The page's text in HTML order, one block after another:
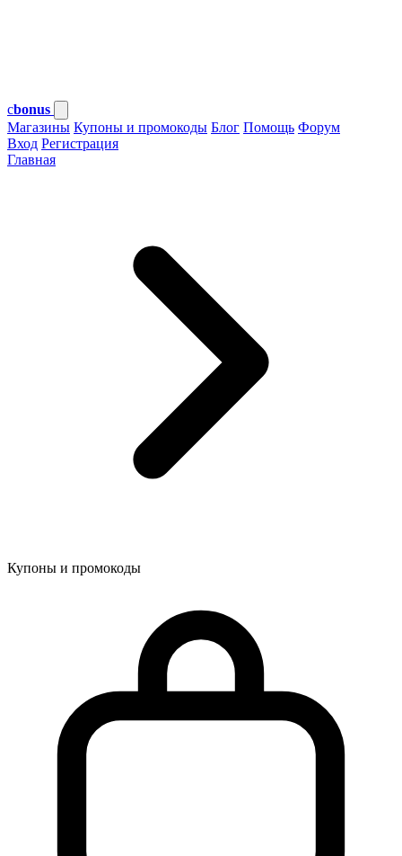
cbonus
Магазины Купоны и промокоды Блог Помощь Форум
Вход Регистрация
Главная
Купоны и промокоды